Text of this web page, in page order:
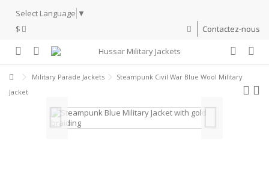
Select Language ▼
$
Contactez-nous
Military Parade Jackets
Steampunk Civil War Blue Wool Military
Jacket